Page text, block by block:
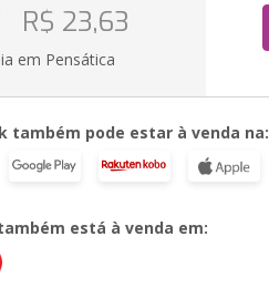
R$ 23,63
em Pensática
também pode estar à venda na:
está à venda em: